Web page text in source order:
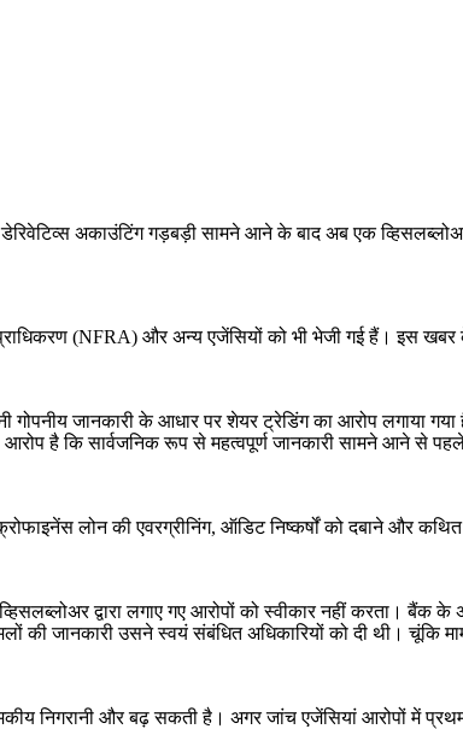
अकाउंटिंग गड़बड़ी सामने आने के बाद अब एक व्हिसलब्लोअर
प्राधिकरण (NFRA) और अन्य एजेंसियों को भी भेजी गई हैं। इस
जानकारी के आधार पर शेयर ट्रेडिंग का आरोप लगाया
है कि सार्वजनिक रूप से महत्वपूर्ण जानकारी सामने आने से
लोन की एवरग्रीनिंग, ऑडिट निष्कर्षों को दबाने और
द्वारा लगाए गए आरोपों को स्वीकार नहीं करता।
जानकारी उसने स्वयं संबंधित अधिकारियों को दी थी। चूंकि
निगरानी और बढ़ सकती है। अगर जांच एजेंसियां आरोपों में